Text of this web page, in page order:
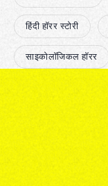
हिंदी हॉरर स्टोरी
साइकोलॉजिकल हॉरर